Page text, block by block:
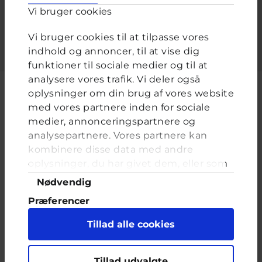
Vi bruger cookies
Vi bruger cookies til at tilpasse vores
indhold og annoncer, til at vise dig
funktioner til sociale medier og til at
analysere vores trafik. Vi deler også
oplysninger om din brug af vores website
med vores partnere inden for sociale
medier, annonceringspartnere og
analysepartnere. Vores partnere kan
kombinere disse data med andre
oplysninger, du har givet dem, eller som
de har indsamlet fra din brug af deres
tjenester. Du samtykker til vores cookies,
hvis du fortsætter med at anvende vores
hjemmeside.
Samtykkevalg
Nødvendig
Præferencer
Marketing
Tillad alle cookies
Indtast adgangskoden der hører til dit brugernavn.
Cyberhus er et klubhus på nettet for dig op til 25 år. Du kan skrive til
en voksen og få rådgivning i vores brevkasser og chat, dele dine
tanker i ung-til-ung eller bare hænge ud, og læse med. I Cyberhus
kan du være dig selv, og har du brug for en voksen, vil vi gerne lytte